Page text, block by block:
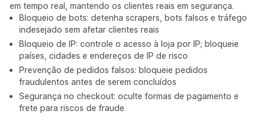
em tempo real, mantendo os clientes reais em segurança.
Bloqueio de bots: detenha scrapers, bots falsos e tráfego
indesejado sem afetar clientes reais
Bloqueio de IP: controle o acesso à loja por IP; bloqueie
países, cidades e endereços de IP de risco
Prevenção de pedidos falsos: bloqueie pedidos
fraudulentos antes de serem concluídos
Segurança no checkout: oculte formas de pagamento e
frete para riscos de fraude